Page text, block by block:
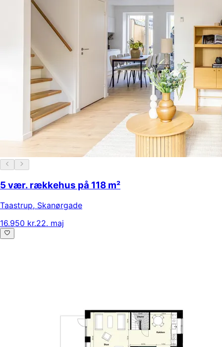
5 vær. rækkehus på 118 m²
Taastrup, Skanørgade
16.950 kr.22. maj